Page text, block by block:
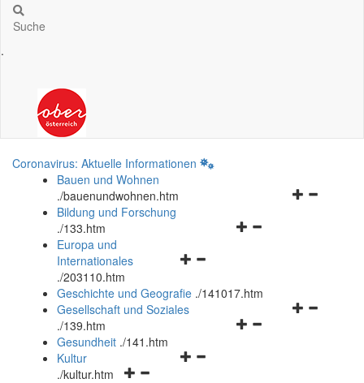
Suche
.
Coronavirus: Aktuelle Informationen
Bauen und Wohnen
./bauenundwohnen.htm
Navigationsmenü
Bildung und Forschung
./133.htm
Navigationsmenü
und
schließen
Europa und
Internationales
./203110.htm
Geschichte und Geografie ./141017.htm
Navigationsmenü
Gesellschaft und Soziales
./139.htm
Navigationsmenü
Gesundheit ./141.htm
Navigationsmenü
Kultur
./kultur.htm